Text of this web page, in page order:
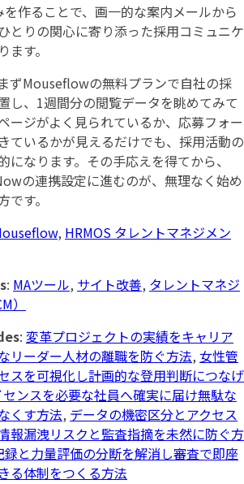
作ることで、画一的な案内メールから
とりの関心に寄り添った採用コミュニケ
す。
ずMouseflowの無料プランで自社の採
し、1週間分の閲覧データを眺めてみて
ージがよく見られているか、応募フォー
ているかが見えるだけでも、採用活動の
になります。その手応えを得てから、
の連携設定に進むのが、無理なく始め
す。
, HRMOS タレントマネジメン
: MAツール, サイト改善, タレントマネジ
）
: 変革プロジェクトの実績をキャリア
リーダー人材の離職を防ぐ方法, 女性管
スを可視化し計画的な登用判断につなげ
ンスを必要な社員へ確実に届け無駄な
くす方法, データの機密区分とアクセス
報漏洩リスクと監査指摘を未然に防ぐ方
と力量評価の分断を解消し審査で即座
る体制をつくる方法